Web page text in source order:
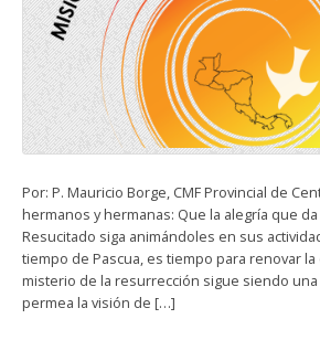
Por: P. Mauricio Borge, CMF Provincial de
hermanos y hermanas: Que la alegría que
Resucitado siga animándoles en sus
tiempo de Pascua, es tiempo para renovar
misterio de la resurrección sigue siendo
permea la visión de […]